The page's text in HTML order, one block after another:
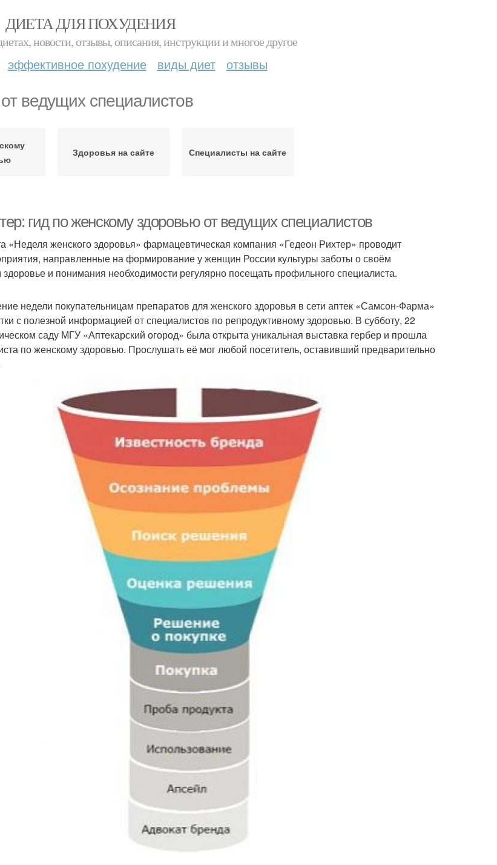
ДИЕТА ДЛЯ ПОХУДЕНИЯ
новости, отзывы, описания, инструкции и многое другое
эффективное похудение виды диет отзывы
ведущих специалистов
Здоровья на сайте Специалисты на сайте
гид по женскому здоровью от ведущих специалистов
«Неделя женского здоровья» фармацевтическая компания «Гедеон Рихтер» проводит
направленные на формирование у женщин России культуры заботы о своём
здоровье и понимания необходимости регулярно посещать профильного специалиста.
недели покупательницам препаратов для женского здоровья в сети аптек «Самсон-Фарма»
с полезной информацией от специалистов по репродуктивному здоровью. В субботу, 22
саду МГУ «Аптекарский огород» была открыта уникальная выставка гербер и прошла
по женскому здоровью. Прослушать её мог любой посетитель, оставивший предварительно